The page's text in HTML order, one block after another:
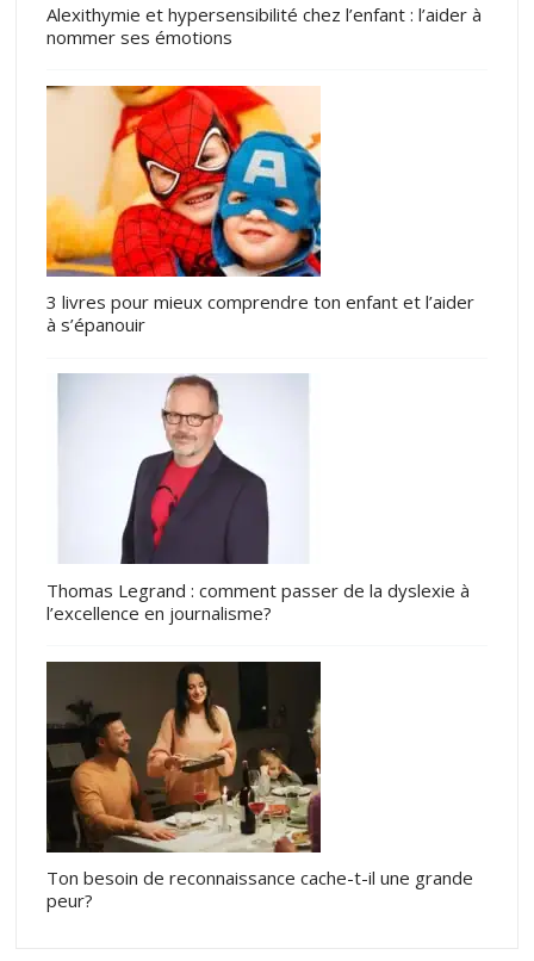
Alexithymie et hypersensibilité chez l’enfant : l’aider à
nommer ses émotions
3 livres pour mieux comprendre ton enfant et l’aider
à s’épanouir
Thomas Legrand : comment passer de la dyslexie à
l’excellence en journalisme?
Ton besoin de reconnaissance cache-t-il une grande
peur?